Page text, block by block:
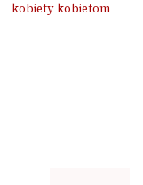
kobiety kobietom